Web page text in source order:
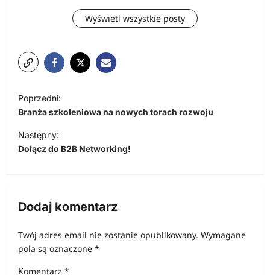
Wyświetl wszystkie posty
a
w
i
c
a
w
Poprzedni:
Branża szkoleniowa na nowych torach rozwoju
Następny:
Dołącz do B2B Networking!
Dodaj komentarz
Twój adres email nie zostanie opublikowany. Wymagane
pola są oznaczone *
Komentarz *